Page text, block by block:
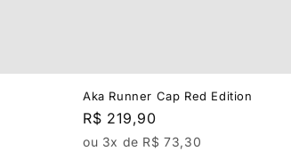
Aka Runner Cap Red Edition
Regular
price
R$ 219,90
ou 3x de R$ 73,30